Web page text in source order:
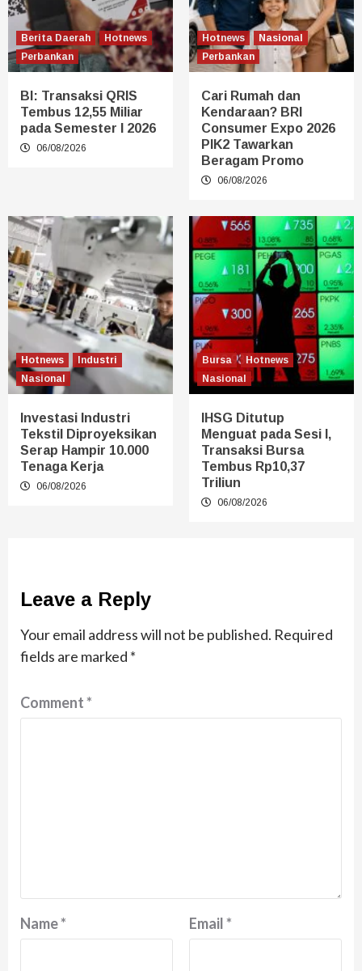
Berita Daerah
Hotnews
Perbankan
BI: Transaksi QRIS
Tembus 12,55 Miliar
pada Semester I 2026
06/08/2026
Hotnews
Nasional
Perbankan
Cari Rumah dan
Kendaraan? BRI
Consumer Expo 2026
PIK2 Tawarkan
Beragam Promo
06/08/2026
Hotnews
Industri
Nasional
Investasi Industri
Tekstil Diproyeksikan
Serap Hampir 10.000
Tenaga Kerja
06/08/2026
Bursa
Hotnews
Nasional
IHSG Ditutup
Menguat pada Sesi I,
Transaksi Bursa
Tembus Rp10,37
Triliun
06/08/2026
Leave a Reply
Your email address will not be published. Required
fields are marked *
Comment*
Name* Email*